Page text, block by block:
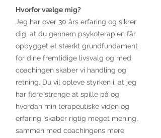
Hvorfor vælge mig?
Jeg har over 30 års erfaring og sikrer
dig, at du gennem psykoterapien får
opbygget et stærkt grundfundament
for dine fremtidige livsvalg og med
coachingen skaber vi handling og
retning. Du vil opleve styrken i, at jeg
har flere strenge at spille på og
hvordan min terapeutiske viden og
erfaring, skaber rigtig meget mening,
sammen med coachingens mere